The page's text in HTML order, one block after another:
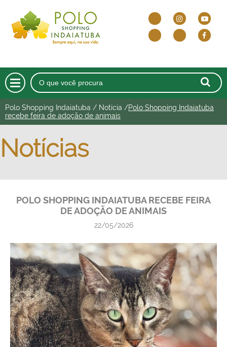
HOME
DELIVERY E DRIVE THRU
LOJAS
CINEMA
ALIMENTAÇÃO
SERVIÇOS
NOTÍCIAS
VAGAS
CONTATO
Polo Shopping Indaiatuba / Notícia /Polo Shopping Indaiatuba
recebe feira de adoção de animais
Notícias
POLO SHOPPING INDAIATUBA RECEBE FEIRA
DE ADOÇÃO DE ANIMAIS
22/05/2026